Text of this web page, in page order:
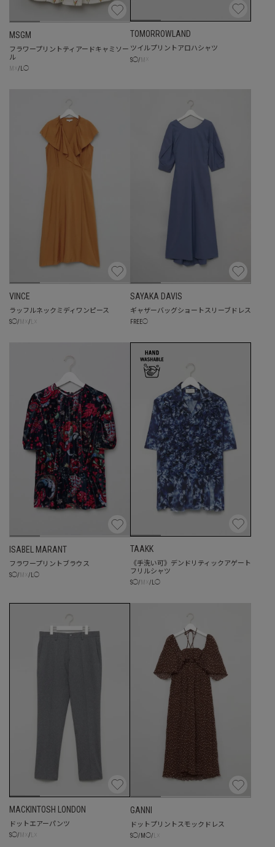
MSGM
フラワープリントティアードキャミソー
ル
/ ◯
TOMORROWLAND
ツイルプリントアロハシャツ
S◯/
VINCE
ラッフルネックミディワンピース
S◯/ /
SAYAKA DAVIS
ギャザーバッグショートスリーブドレス
FREE◯
ISABEL MARANT
フラワープリントブラウス
S◯/ / L◯
TAAKK
《手洗い可》デンドリティックアゲート
フリルシャツ
S◯/ / ◯
MACKINTOSH LONDON
ドットエアーパンツ
S◯/ /
GANNI
ドットプリントスモックドレス
S◯/ M ◯/